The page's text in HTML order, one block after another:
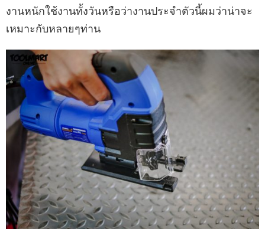
งานหนักใช้งานทั้งวันหรือว่างานประจำตัวนี้ผมว่าน่าจะ
เหมาะกับหลายๆท่าน